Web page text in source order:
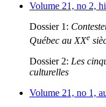
Volume 21, no 2,
Dossier 1:
Québec au XXe
Dossier 2: Les
culturelles
Volume 21, no 1,